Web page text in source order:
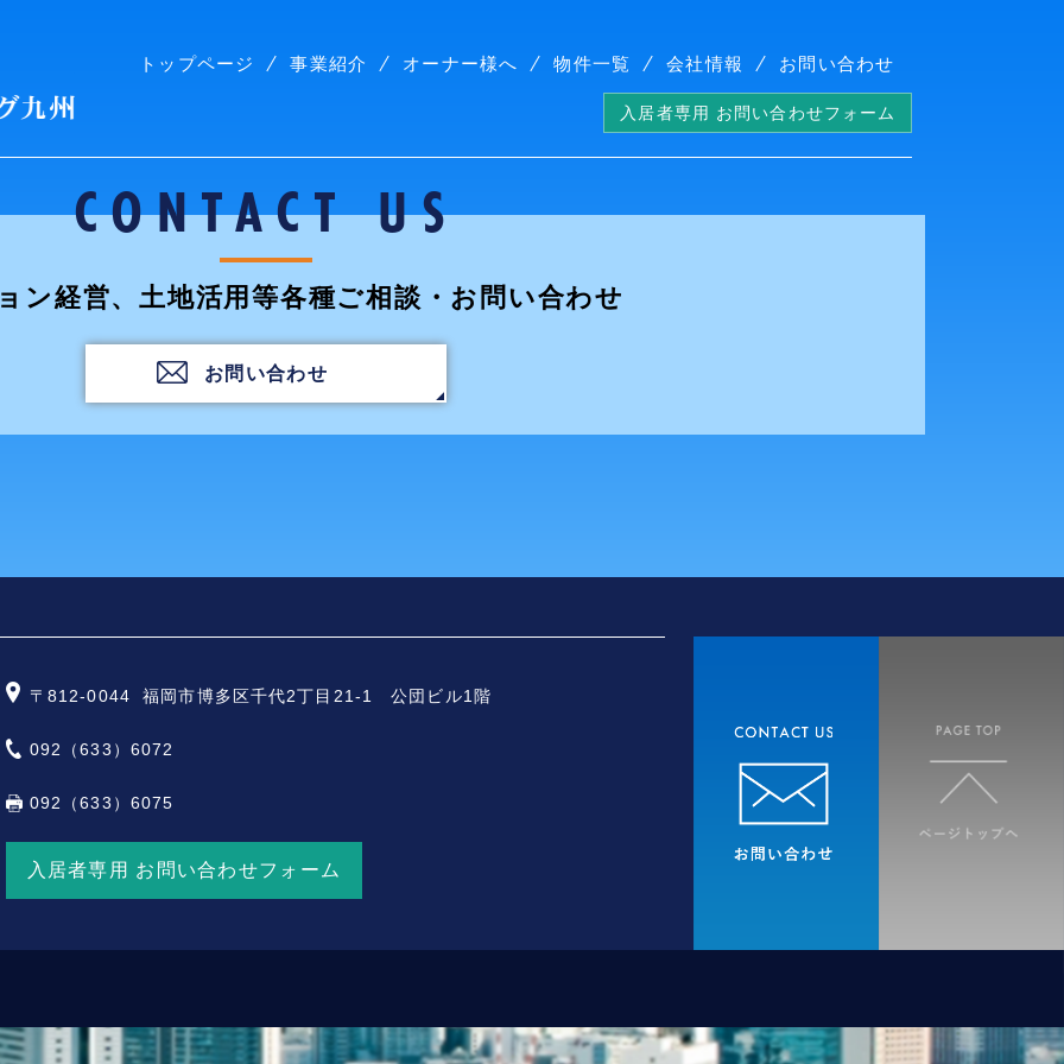
株式会社コープリビング九州
トップページ 事業紹介 オーナー様へ 物件一覧 会社情報 お問い合わせ
入居者専用 お問い合わせフォーム
CONTACT US
ン経営、土地活用等各種ご相談・お問い合わせ
お問い合わせ
〒812-0044 福岡市博多区千代2丁目21-1 公団ビル1階
092（633）6072
092（633）6075
入居者専用 お問い合わせフォーム